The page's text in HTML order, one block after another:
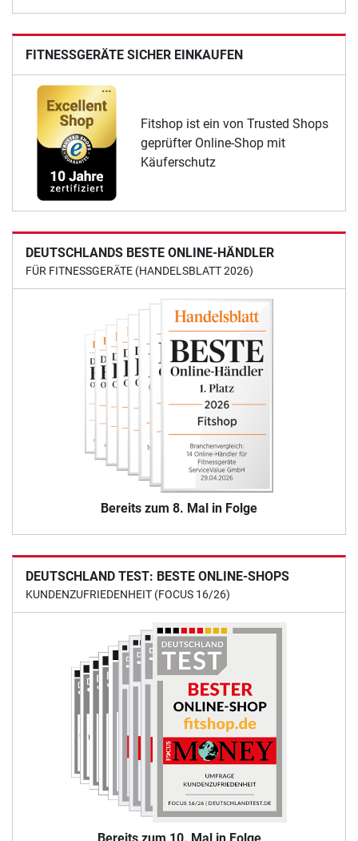
FITNESSGERÄTE SICHER EINKAUFEN
Fitshop ist ein von Trusted Shops
geprüfter Online-Shop mit
Käuferschutz
DEUTSCHLANDS BESTE ONLINE-HÄNDLER
FÜR FITNESSGERÄTE (HANDELSBLATT 2026)
Bereits zum 8. Mal in Folge
DEUTSCHLAND TEST: BESTE ONLINE-SHOPS
KUNDENZUFRIEDENHEIT (FOCUS 16/26)